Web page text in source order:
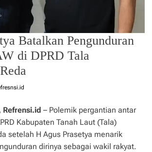
Batalkan Pengunduran
di DPRD Tala
Refrensi.id – Polemik pergantian antar
Kabupaten Tanah Laut (Tala)
setelah H Agus Prasetya menarik
dirinya sebagai wakil rakyat.